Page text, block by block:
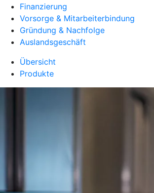
Finanzierung
Vorsorge & Mitarbeiterbindung
Gründung & Nachfolge
Auslandsgeschäft
Übersicht
Produkte